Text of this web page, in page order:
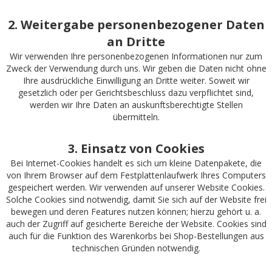
2. Weitergabe personenbezogener Daten
an Dritte
Wir verwenden Ihre personenbezogenen Informationen nur zum
Zweck der Verwendung durch uns. Wir geben die Daten nicht ohne
Ihre ausdrückliche Einwilligung an Dritte weiter. Soweit wir
gesetzlich oder per Gerichtsbeschluss dazu verpflichtet sind,
werden wir Ihre Daten an auskunftsberechtigte Stellen
übermitteln.
3. Einsatz von Cookies
Bei Internet-Cookies handelt es sich um kleine Datenpakete, die
von Ihrem Browser auf dem Festplattenlaufwerk Ihres Computers
gespeichert werden. Wir verwenden auf unserer Website Cookies.
Solche Cookies sind notwendig, damit Sie sich auf der Website frei
bewegen und deren Features nutzen können; hierzu gehört u. a.
auch der Zugriff auf gesicherte Bereiche der Website. Cookies sind
auch für die Funktion des Warenkorbs bei Shop-Bestellungen aus
technischen Gründen notwendig.